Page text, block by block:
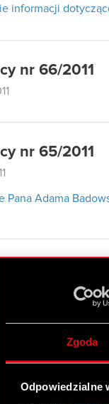
Zgoda
Odpowiedzialne
informacji
nr 66/2011
nr 65/2011
Pana Adama
nr 64/2011
połączenia CD
nr 63/2011